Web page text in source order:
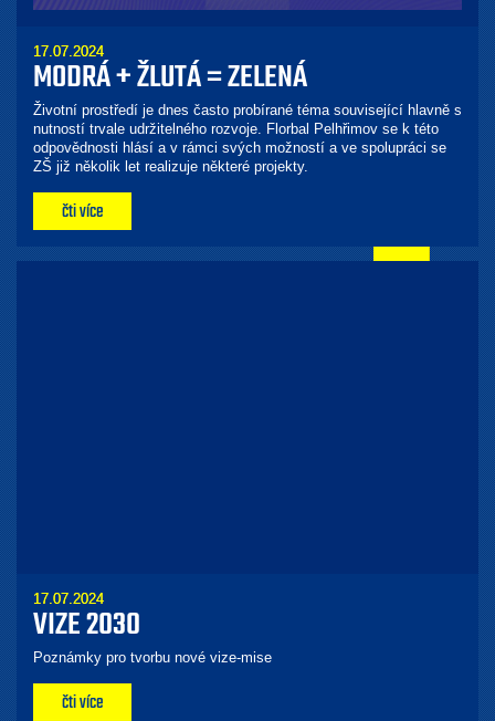
17.07.2024
MODRÁ + ŽLUTÁ = ZELENÁ
Životní prostředí je dnes často probírané téma související hlavně s
nutností trvale udržitelného rozvoje. Florbal Pelhřimov se k této
odpovědnosti hlásí a v rámci svých možností a ve spolupráci se
ZŠ již několik let realizuje některé projekty.
čti více
17.07.2024
VIZE 2030
Poznámky pro tvorbu nové vize-mise
čti více